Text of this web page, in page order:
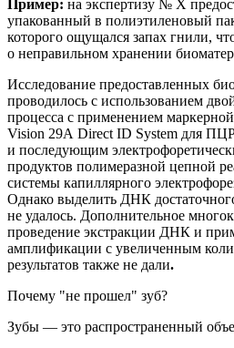
Пример: на экспертизу № Х
упакованный в полиэтиленовый
которого ощущался запах гнили,
о неправильном хранении
Исследование предоставленных
проводилось с использованием
процесса с применением
Vision 29A Direct ID System для
и последующим
продуктов полимеразной цепной
системы капиллярного
Однако выделить ДНК
не удалось. Дополнительное
проведение экстракции ДНК и
амплификации с увеличенным
результатов также не дали.
Почему "не прошел" зуб?
Зубы — это распространенный